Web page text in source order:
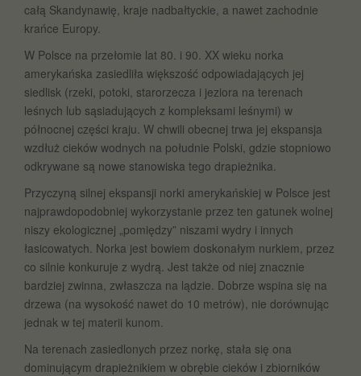
całą Skandynawię, kraje nadbałtyckie, a nawet zachodnie
krańce Europy.
W Polsce na przełomie lat 80. i 90. XX wieku norka
amerykańska zasiedliła większość odpowiadających jej
siedlisk (rzeki, potoki, starorzecza i jeziora na terenach
leśnych lub sąsiadujących z kompleksami leśnymi) w
północnej części kraju. W chwili obecnej trwa jej ekspansja
wzdłuż cieków wodnych na południe Polski, gdzie stopniowo
odkrywane są nowe stanowiska tego drapieżnika.
Przyczyną silnej ekspansji norki amerykańskiej w Polsce jest
najprawdopodobniej wykorzystanie przez ten gatunek wolnej
niszy ekologicznej „pomiędzy” niszami wydry i innych
łasicowatych. Norka jest bowiem doskonałym nurkiem, przez
co silnie konkuruje z wydrą. Jest także od niej znacznie
bardziej zwinna, zwłaszcza na lądzie. Dobrze wspina się na
drzewa (na wysokość nawet do 10 metrów), nie dorównując
jednak w tej materii kunom.
Na terenach zasiedlonych przez norkę, stała się ona
dominującym drapieżnikiem w obrębie cieków i zbiorników